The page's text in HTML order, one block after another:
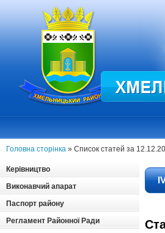
Головна сторінка » Список статей за
Керівництво
Виконавчий апарат
Паспорт району
Регламент Районної Ради